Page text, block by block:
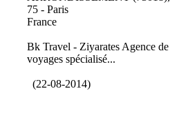
75 - Paris
France
Bk Travel - Ziyarates Agence de
voyages spécialisé...
(22-08-2014)